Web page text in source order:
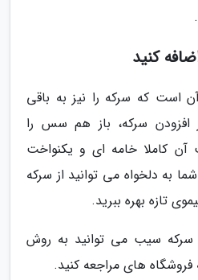
کنید
است که سرکه را نیز به باقی
افزودن سرکه، باز هم سس را
آن کاملا خامه ای و یکنواخت
به دلخواه می توانید از سرکه
تازه بهره ببرید.
سرکه سیب می توانید به روش
های مراجعه کنید.